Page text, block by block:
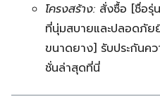
โครงสร้าง: สั่งซื้อ [ชื่อรุ่
ที่นุ่มสบายและปลอดภั
ขนาดยาง] รับประกันคว
ชั่นล่าสุดที่นี่